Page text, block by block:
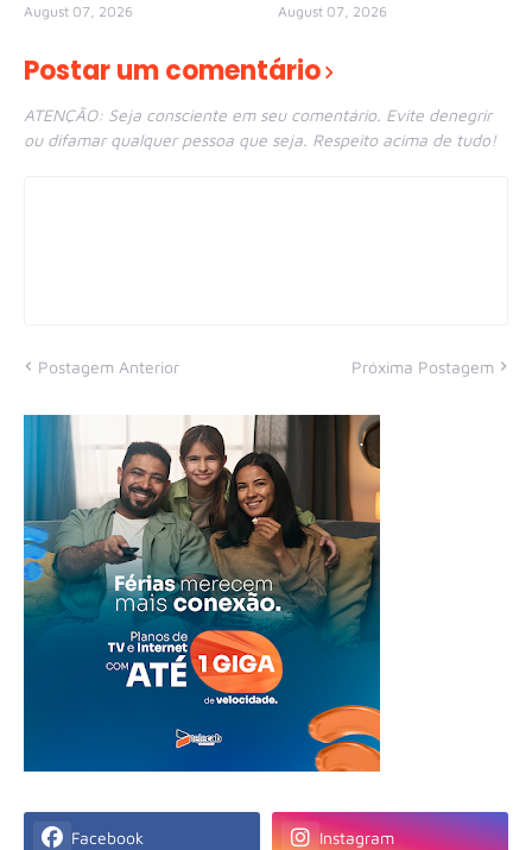
August 07, 2026 August 07, 2026
Postar um comentário
ATENÇÃO: Seja consciente em seu comentário. Evite denegrir
ou difamar qualquer pessoa que seja. Respeito acima de tudo!
Postagem Anterior Próxima Postagem
Facebook Instagram